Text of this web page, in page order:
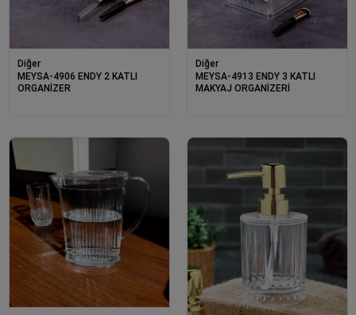
Diğer
MEYSA-4906 ENDY 2 KATLI
ORGANİZER
Diğer
MEYSA-4913 ENDY 3 KATLI
MAKYAJ ORGANİZERİ